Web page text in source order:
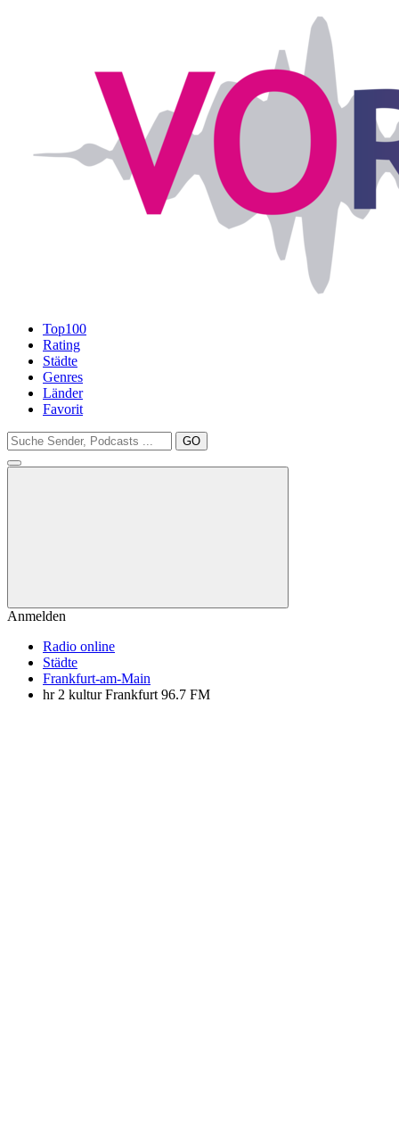
Top100
Rating
Städte
Genres
Länder
Favorit
GO
Anmelden
Radio online
Städte
Frankfurt-am-Main
hr 2 kultur Frankfurt 96.7 FM